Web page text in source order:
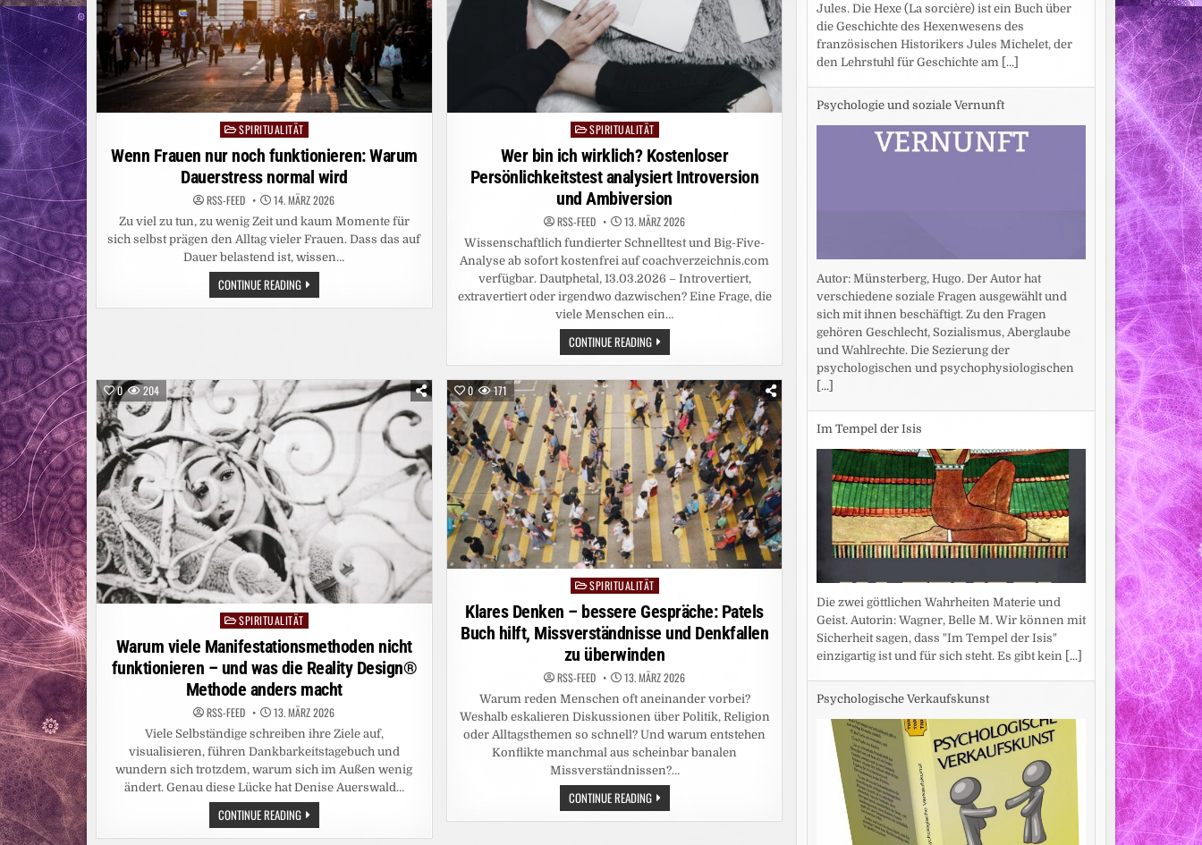
PostedSPIRITUALITÄT
Wenn Frauen nur noch funktionieren: Warum
Dauerstress normal wird
RSS-FEED 14. MÄRZ 2026
Zu viel zu tun, zu wenig Zeit und kaum Momente für
sich selbst prägen den Alltag vieler Frauen. Dass das auf
Dauer belastend ist, wissen…
CONTINUE READINGWENN
FRAUEN
NUR
WIRD
Posted
in
SPIRITUALITÄT
Wer bin ich wirklich? Kostenloser
Persönlichkeitstest analysiert Introversion
und Ambiversion
RSS-FEED 13. MÄRZ 2026
Wissenschaftlich fundierter Schnelltest und Big-Five-
Analyse ab sofort kostenfrei auf coachverzeichnis.com
verfügbar. Dautphetal, 13.03.2026 – Introvertiert,
extravertiert oder irgendwo dazwischen? Eine Frage, die
viele Menschen ein…
CONTINUE READINGWER
BIN
ICH
WIRKLICH?
KOSTENLOSER
PERSÖNLICHKEITSTEST
ANALYSIERT
INTROVERSION
UND
AMBIVERSION
0 204
PostedSPIRITUALITÄT
Warum viele Manifestationsmethoden nicht
funktionieren – und was die Reality Design®
Methode anders macht
RSS-FEED 13. MÄRZ 2026
Viele Selbständige schreiben ihre Ziele auf,
visualisieren, führen Dankbarkeitstagebuch und
wundern sich trotzdem, warum sich im Außen wenig
ändert. Genau diese Lücke hat Denise Auerswald…
CONTINUE READINGWARUM
VIELE
MANIFESTATIONSMETHODEN
0 171
PostedSPIRITUALITÄT
Klares Denken – bessere Gespräche: Patels
Buch hilft, Missverständnisse und Denkfallen
zu überwinden
RSS-FEED 13. MÄRZ 2026
Warum reden Menschen oft aneinander vorbei?
Weshalb eskalieren Diskussionen über Politik, Religion
oder Alltagsthemen so schnell? Und warum entstehen
Konflikte manchmal aus scheinbar banalen
Missverständnissen?…
CONTINUE READINGKLARES
DENKEN
–
Jules. Die Hexe (La sorcière) ist ein Buch über
die Geschichte des Hexenwesens des
französischen Historikers Jules Michelet, der
den Lehrstuhl für Geschichte am [...]
Psychologie und soziale Vernunft
Autor: Münsterberg, Hugo. Der Autor hat
verschiedene soziale Fragen ausgewählt und
sich mit ihnen beschäftigt. Zu den Fragen
gehören Geschlecht, Sozialismus, Aberglaube
und Wahlrechte. Die Sezierung der
psychologischen und psychophysiologischen
[...]
Im Tempel der Isis
Die zwei göttlichen Wahrheiten Materie und
Geist. Autorin: Wagner, Belle M. Wir können mit
Sicherheit sagen, dass "Im Tempel der Isis"
einzigartig ist und für sich steht. Es gibt kein [...]
Psychologische Verkaufskunst